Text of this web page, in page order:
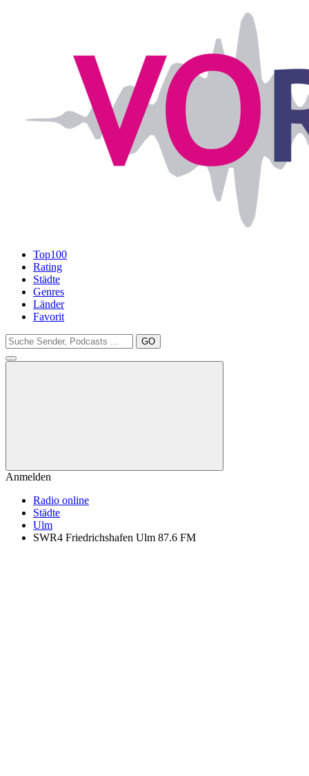
Top100
Rating
Städte
Genres
Länder
Favorit
GO
Anmelden
Radio online
Städte
Ulm
SWR4 Friedrichshafen Ulm 87.6 FM